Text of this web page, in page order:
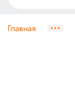
Главная